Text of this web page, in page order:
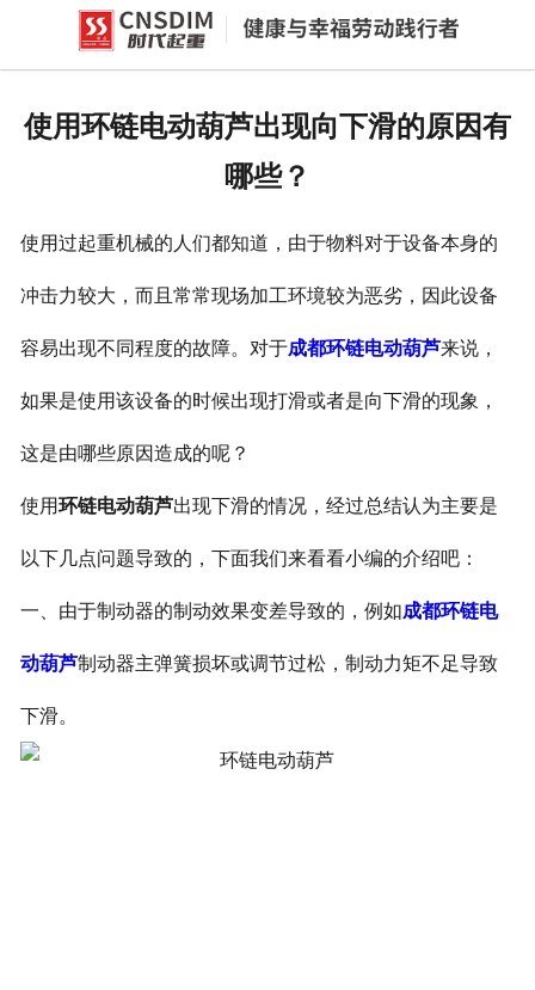
网站首页
企业文化
联系我们
使用环链电动葫芦出现向下滑的原因有
哪些？
使用过起重机械的人们都知道，由于物料对于设备本身的
冲击力较大，而且常常现场加工环境较为恶劣，因此设备
容易出现不同程度的故障。对于成都环链电动葫芦来说，
如果是使用该设备的时候出现打滑或者是向下滑的现象，
这是由哪些原因造成的呢？
使用环链电动葫芦出现下滑的情况，经过总结认为主要是
以下几点问题导致的，下面我们来看看小编的介绍吧：
一、由于制动器的制动效果变差导致的，例如成都环链电
动葫芦制动器主弹簧损坏或调节过松，制动力矩不足导致
下滑。